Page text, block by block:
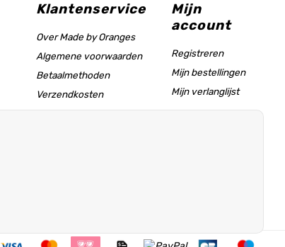
Klantenservice
Over Made by Oranges
Algemene voorwaarden
Betaalmethoden
Verzendkosten
Maattabel & helppagina
Mijn
account
Registreren
Mijn bestellingen
Mijn verlanglijst